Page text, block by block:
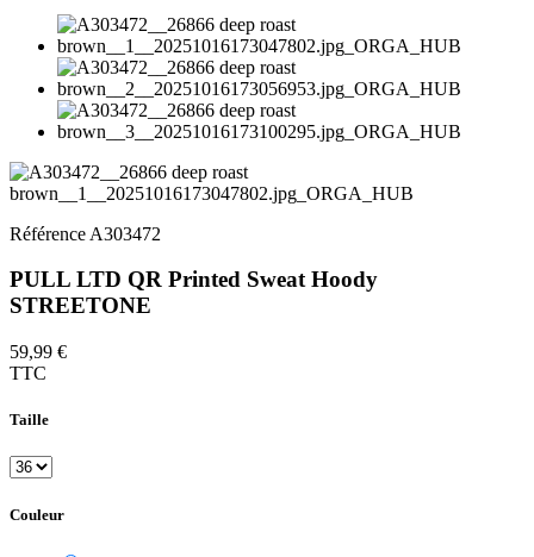
Référence A303472
PULL LTD QR Printed Sweat Hoody
STREETONE
59,99 €
TTC
Taille
Couleur